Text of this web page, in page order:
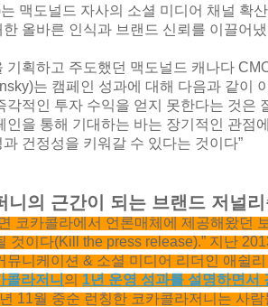
맥도널드 자사의 소셜 미디어 채널 확
올바른 인식과 브랜드 신뢰를 이끌어
기획하고 주도했던 맥도널드 캐나다
는 캠페인 성과에 대해 다음과 같이
각적인 투자 수익을 얻지 못한다는 것은
인을 통해 기대하는 바는 장기적인 관점
건정성을 키워갈 수 있다는 것이다”
니의 근간이 되는 브랜드 저널
코카콜라에서 언론매체에 제공해왔던
것이다(Kill the press release).” 지난
뮤니케이션 & 소셜 미디어 리더인 애쉴
콜라저니의1년 운영 성과를 설명하면서
11월 중순 런칭한 코카콜라저니는 사